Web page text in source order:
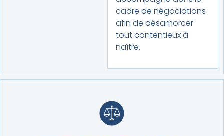
cadre de négociations
afin de désamorcer
tout contentieux à
naître.